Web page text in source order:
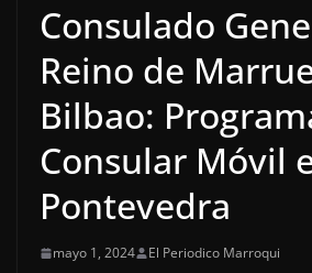
Consulado
Reino de
Bilbao:
Consular Móvil
Pontevedra
mayo 1, 2024 El Periodico Marroqui